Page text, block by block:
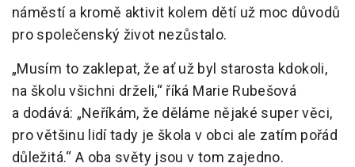
náměstí a kromě aktivit kolem dětí už moc důvodů
pro společenský život nezůstalo.
„Musím to zaklepat, že ať už byl starosta kdokoli,
na školu všichni drželi,“ říká Marie Rubešová
a dodává: „Neříkám, že děláme nějaké super věci,
pro většinu lidí tady je škola v obci ale zatím pořád
důležitá.“ A oba světy jsou v tom zajedno.